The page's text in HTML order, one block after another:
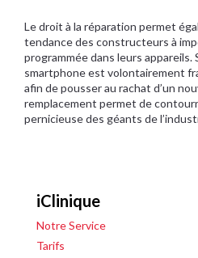
Le droit à la réparation permet
tendance des constructeurs à
programmée dans leurs appareils.
smartphone est volontairement
afin de pousser au rachat d’un
remplacement permet de
pernicieuse des géants de
iClinique
Notre Service
Tarifs